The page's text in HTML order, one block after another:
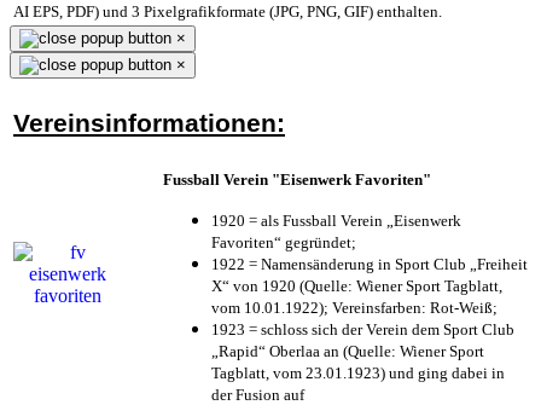
AI EPS, PDF) und 3 Pixelgrafikformate (JPG, PNG, GIF) enthalten.
×
×
Vereinsinformationen:
Fussball Verein "Eisenwerk Favoriten"
1920 = als Fussball Verein „Eisenwerk
Favoriten“ gegründet;
1922 = Namensänderung in Sport Club „Freiheit
X“ von 1920 (Quelle: Wiener Sport Tagblatt,
vom 10.01.1922); Vereinsfarben: Rot-Weiß;
1923 = schloss sich der Verein dem Sport Club
„Rapid“ Oberlaa an (Quelle: Wiener Sport
Tagblatt, vom 23.01.1923) und ging dabei in
der Fusion auf